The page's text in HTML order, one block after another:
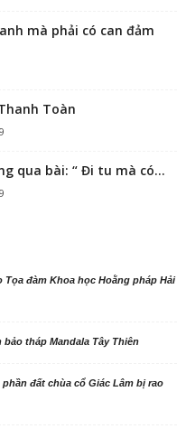
mà phải có can đảm
Toàn
qua bài: “ Đi tu mà có...
đàm Khoa học Hoằng pháp Hải
tháp Mandala Tây Thiên
đất chùa cổ Giác Lâm bị rao